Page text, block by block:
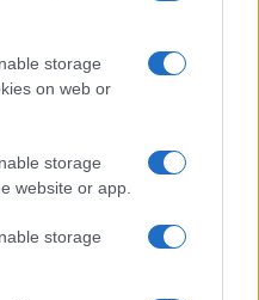
storage
on web or
storage
website or app.
storage